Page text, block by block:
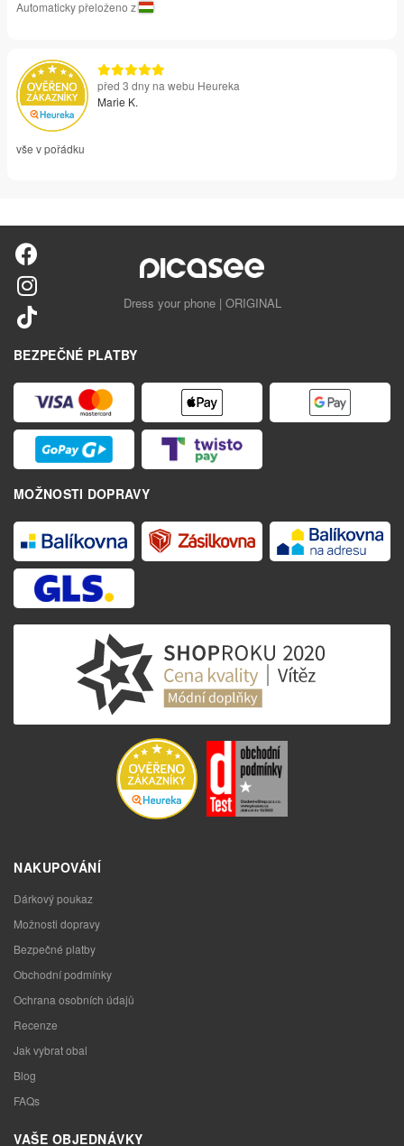
Automaticky přeloženo z
před 3 dny na webu Heureka
Marie K.
vše v pořádku
Dress your phone | ORIGINAL
BEZPEČNÉ PLATBY
MOŽNOSTI DOPRAVY
NAKUPOVÁNÍ
Dárkový poukaz
Možnosti dopravy
Bezpečné platby
Obchodní podmínky
Ochrana osobních údajů
Recenze
Jak vybrat obal
Blog
FAQs
VAŠE OBJEDNÁVKY